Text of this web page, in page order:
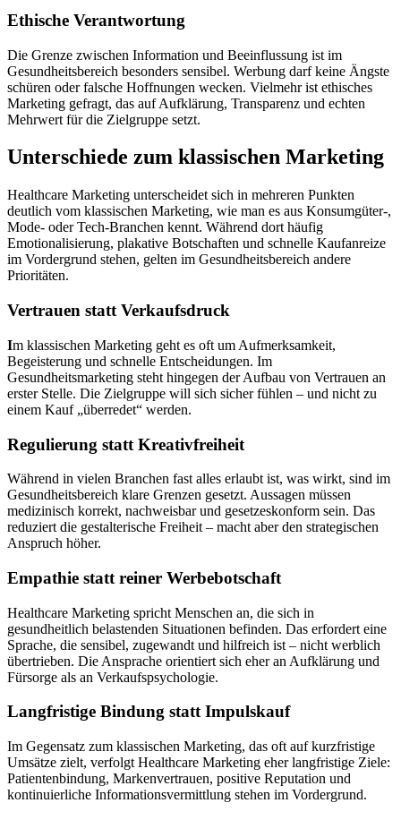
Ethische Verantwortung
Die Grenze zwischen Information und Beeinflussung ist im
Gesundheitsbereich besonders sensibel. Werbung darf keine Ängste
schüren oder falsche Hoffnungen wecken. Vielmehr ist ethisches
Marketing gefragt, das auf Aufklärung, Transparenz und echten
Mehrwert für die Zielgruppe setzt.
Unterschiede zum klassischen Marketing
Healthcare Marketing unterscheidet sich in mehreren Punkten
deutlich vom klassischen Marketing, wie man es aus Konsumgüter-,
Mode- oder Tech-Branchen kennt. Während dort häufig
Emotionalisierung, plakative Botschaften und schnelle Kaufanreize
im Vordergrund stehen, gelten im Gesundheitsbereich andere
Prioritäten.
Vertrauen statt Verkaufsdruck
Im klassischen Marketing geht es oft um Aufmerksamkeit,
Begeisterung und schnelle Entscheidungen. Im
Gesundheitsmarketing steht hingegen der Aufbau von Vertrauen an
erster Stelle. Die Zielgruppe will sich sicher fühlen – und nicht zu
einem Kauf „überredet“ werden.
Regulierung statt Kreativfreiheit
Während in vielen Branchen fast alles erlaubt ist, was wirkt, sind im
Gesundheitsbereich klare Grenzen gesetzt. Aussagen müssen
medizinisch korrekt, nachweisbar und gesetzeskonform sein. Das
reduziert die gestalterische Freiheit – macht aber den strategischen
Anspruch höher.
Empathie statt reiner Werbebotschaft
Healthcare Marketing spricht Menschen an, die sich in
gesundheitlich belastenden Situationen befinden. Das erfordert eine
Sprache, die sensibel, zugewandt und hilfreich ist – nicht werblich
übertrieben. Die Ansprache orientiert sich eher an Aufklärung und
Fürsorge als an Verkaufspsychologie.
Langfristige Bindung statt Impulskauf
Im Gegensatz zum klassischen Marketing, das oft auf kurzfristige
Umsätze zielt, verfolgt Healthcare Marketing eher langfristige Ziele:
Patientenbindung, Markenvertrauen, positive Reputation und
kontinuierliche Informationsvermittlung stehen im Vordergrund.